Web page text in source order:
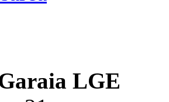
LGE